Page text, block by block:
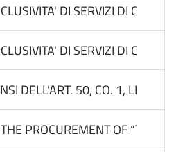
DI SERVIZI DI
DI SERVIZI DI
DELL’ART. 50, CO. 1, LETT.
PROCUREMENT OF